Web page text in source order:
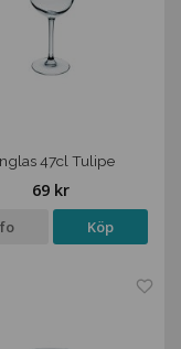
47cl Tulipe
69 kr
Köp